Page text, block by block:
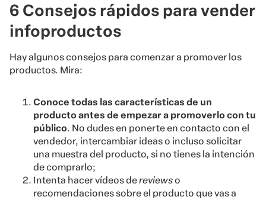
6 Consejos rápidos para vender
infoproductos
Hay algunos consejos para comenzar a promover los
productos. Mira:
Conoce todas las características de un
producto antes de empezar a promoverlo con tu
público. No dudes en ponerte en contacto con el
vendedor, intercambiar ideas o incluso solicitar
una muestra del producto, si no tienes la intención
de comprarlo;
Intenta hacer vídeos dereviewso
recomendaciones sobre el producto que vas a